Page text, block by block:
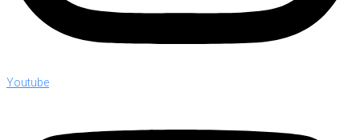
Youtube